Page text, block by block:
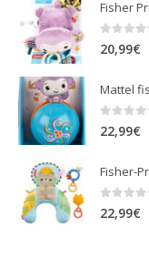
0 out of 5
20,99€
22,99€
22,99€